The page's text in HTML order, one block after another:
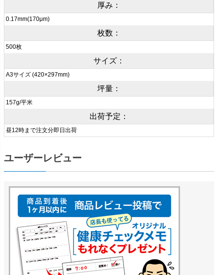
厚み：
0.17mm(170μm)
枚数：
500枚
サイズ：
A3サイズ (420×297mm)
坪量：
157g/平米
出荷予定：
昼12時まで注文分即日出荷
ユーザーレビュー